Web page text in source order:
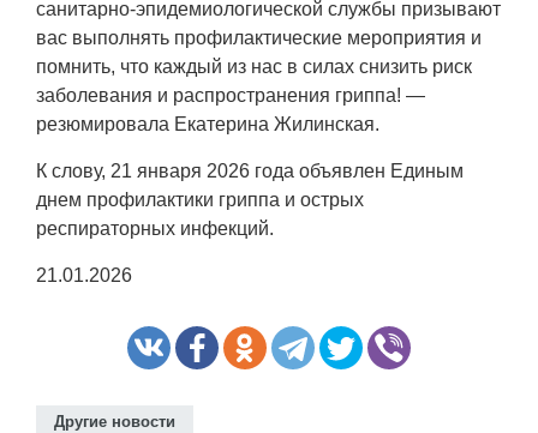
санитарно-эпидемиологической службы призывают
вас выполнять профилактические мероприятия и
помнить, что каждый из нас в силах снизить риск
заболевания и распространения гриппа! —
резюмировала Екатерина Жилинская.
К слову, 21 января 2026 года объявлен Единым
днем профилактики гриппа и острых
респираторных инфекций.
21.01.2026
Другие новости